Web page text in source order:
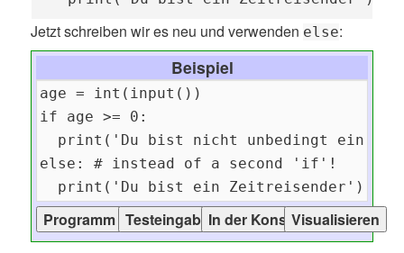
Jetzt schreiben wir es neu und verwenden else:
Beispiel